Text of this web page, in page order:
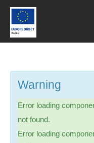
Warning
Error loading
not found.
Error loading